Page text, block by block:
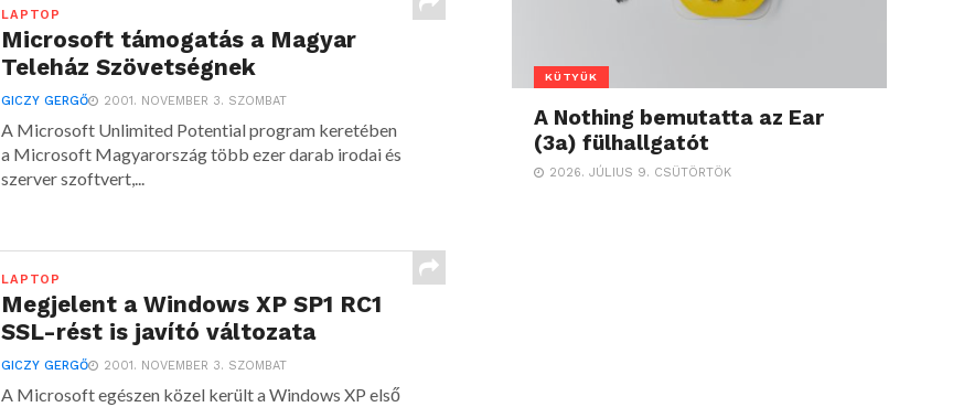
LAPTOP
Microsoft támogatás a Magyar
Teleház Szövetségnek
GICZY GERGŐ 2001. NOVEMBER 3. SZOMBAT
A Microsoft Unlimited Potential program keretében
a Microsoft Magyarország több ezer darab irodai és
szerver szoftvert,...
LAPTOP
Megjelent a Windows XP SP1 RC1
SSL-rést is javító változata
GICZY GERGŐ 2001. NOVEMBER 3. SZOMBAT
A Microsoft egészen közel került a Windows XP első
KÜTYÜK
A Nothing bemutatta az Ear
(3a) fülhallgatót
2026. JÚLIUS 9. CSÜTÖRTÖK